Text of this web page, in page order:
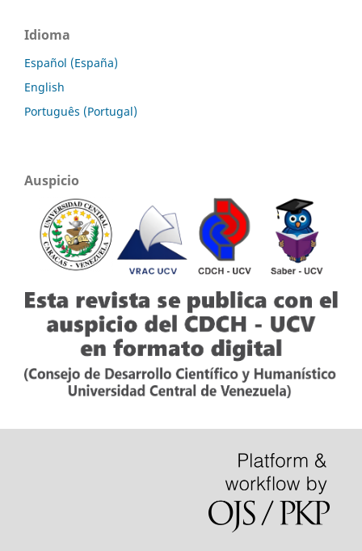
Idioma
Español (España)
English
Português (Portugal)
Auspicio